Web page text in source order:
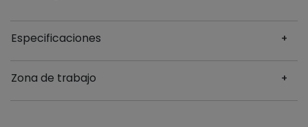
Especificaciones
Zona de trabajo